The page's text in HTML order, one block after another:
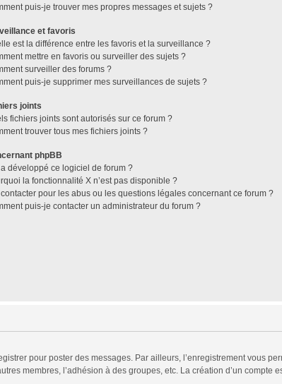
puis-je trouver mes propres messages et sujets ?
et favoris
est la différence entre les favoris et la surveillance ?
mettre en favoris ou surveiller des sujets ?
surveiller des forums ?
puis-je supprimer mes surveillances de sujets ?
joints
fichiers joints sont autorisés sur ce forum ?
trouver tous mes fichiers joints ?
phpBB
développé ce logiciel de forum ?
la fonctionnalité X n’est pas disponible ?
pour les abus ou les questions légales concernant ce forum ?
puis-je contacter un administrateur du forum ?
pour poster des messages. Par ailleurs, l’enregistrement vous
membres, l’adhésion à des groupes, etc. La création d’un compte